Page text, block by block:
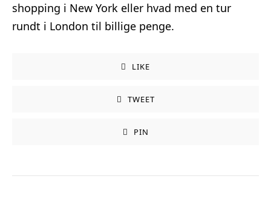
shopping i New York eller hvad med en tur
rundt i London til billige penge.
LIKE
TWEET
PIN